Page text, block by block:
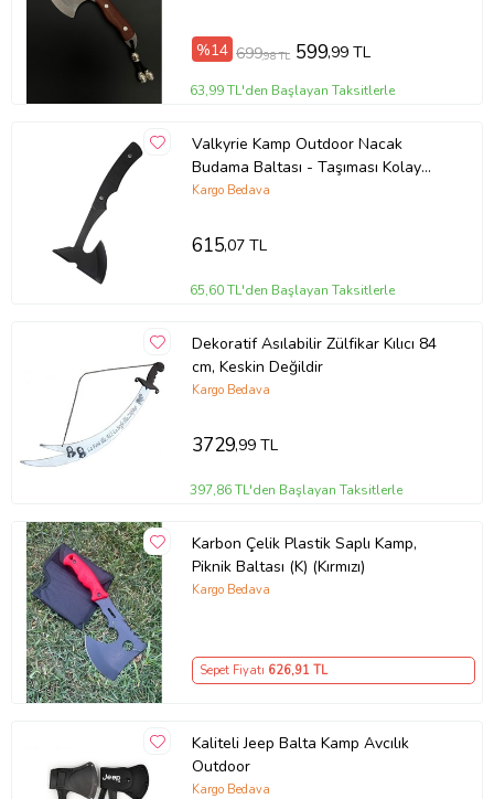
hijyenik ve dayanıklıdır. 5 mm delik çapı, etin ince ve pürüzsüz bir
şekilde kıyılmasını sağlar ve çeşitli kıyma makinelerinde
kcm65380885
%14 699,98 TL 599,99 TL
63,99 TL'den Başlayan Taksitlerle
Valkyrie Kamp Outdoor Nacak
Budama Baltası - Taşıması Kolay
Hafif Tasarım
Kargo Bedava
615,07 TL
65,60 TL'den Başlayan Taksitlerle
Dekoratif Asılabilir Zülfikar Kılıcı 84
cm, Keskin Değildir
Kargo Bedava
3729,99 TL
397,86 TL'den Başlayan Taksitlerle
Karbon Çelik Plastik Saplı Kamp,
Piknik Baltası (K) (Kırmızı)
Kargo Bedava
Sepet Fiyatı 626,91 TL
Kaliteli Jeep Balta Kamp Avcılık
Outdoor
Kargo Bedava